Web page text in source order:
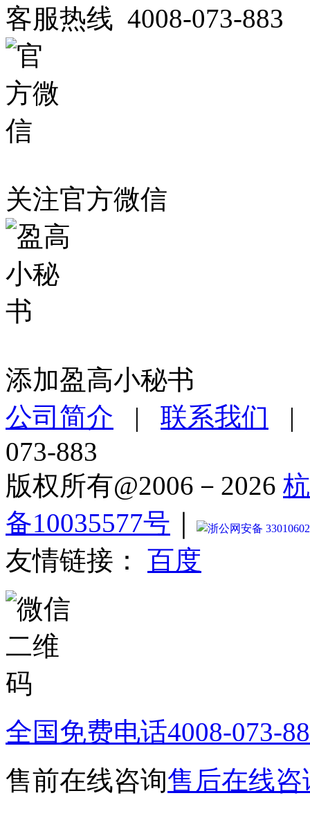
客服热线 4008-073-883
关注官方微信
添加盈高小秘书
公司简介 | 联系我们
073-883
版权所有@2006－2026
备10035577号
浙公网安备
友情链接： 百度
全国免费电话4008-073-
售前在线咨询售后在线咨